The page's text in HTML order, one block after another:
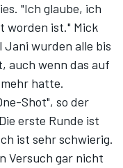
"Ich glaube, ich
worden ist." Mick
Jani wurden alle bis
auch wenn das auf
hatte.
Shot", so der
erste Runde ist
ist sehr schwierig.
Versuch gar nicht